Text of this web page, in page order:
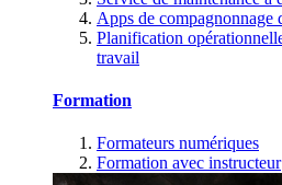
Apps de compagnonnage
Planification
travail
Formation
Formateurs numériques
Formation avec instructeur